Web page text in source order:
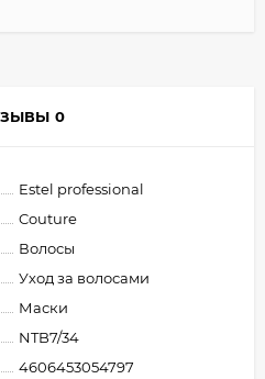
0
Estel professional
Couture
Волосы
Уход за волосами
Маски
NTB7/34
4606453054797